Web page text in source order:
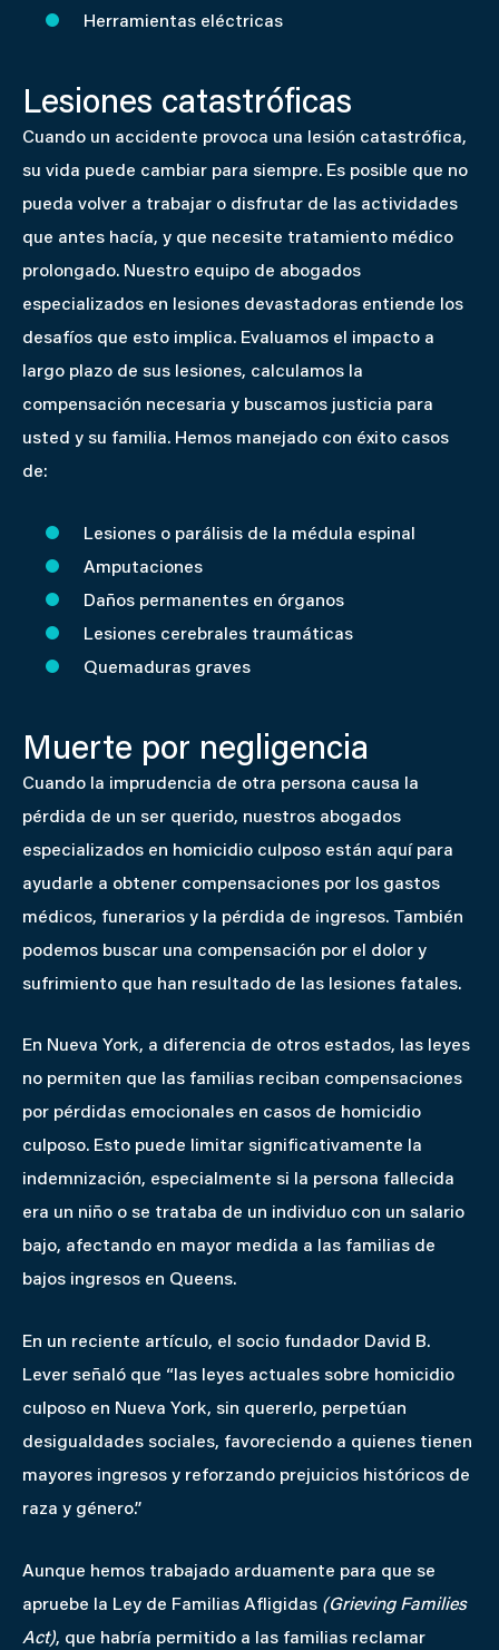
Herramientas eléctricas
Lesiones catastróficas
Cuando un accidente provoca una lesión catastrófica,
su vida puede cambiar para siempre. Es posible que no
pueda volver a trabajar o disfrutar de las actividades
que antes hacía, y que necesite tratamiento médico
prolongado. Nuestro equipo de abogados
especializados en lesiones devastadoras entiende los
desafíos que esto implica. Evaluamos el impacto a
largo plazo de sus lesiones, calculamos la
compensación necesaria y buscamos justicia para
usted y su familia. Hemos manejado con éxito casos
de:
Lesiones o parálisis de la médula espinal
Amputaciones
Daños permanentes en órganos
Lesiones cerebrales traumáticas
Quemaduras graves
Muerte por negligencia
Cuando la imprudencia de otra persona causa la
pérdida de un ser querido, nuestros abogados
especializados en homicidio culposo están aquí para
ayudarle a obtener compensaciones por los gastos
médicos, funerarios y la pérdida de ingresos. También
podemos buscar una compensación por el dolor y
sufrimiento que han resultado de las lesiones fatales.
En Nueva York, a diferencia de otros estados, las leyes
no permiten que las familias reciban compensaciones
por pérdidas emocionales en casos de homicidio
culposo. Esto puede limitar significativamente la
indemnización, especialmente si la persona fallecida
era un niño o se trataba de un individuo con un salario
bajo, afectando en mayor medida a las familias de
bajos ingresos en Queens.
En un reciente artículo, el socio fundador David B.
Lever señaló que “las leyes actuales sobre homicidio
culposo en Nueva York, sin quererlo, perpetúan
desigualdades sociales, favoreciendo a quienes tienen
mayores ingresos y reforzando prejuicios históricos de
raza y género.”
Aunque hemos trabajado arduamente para que se
apruebe la Ley de Familias Afligidas (Grieving Families
Act), que habría permitido a las familias reclamar